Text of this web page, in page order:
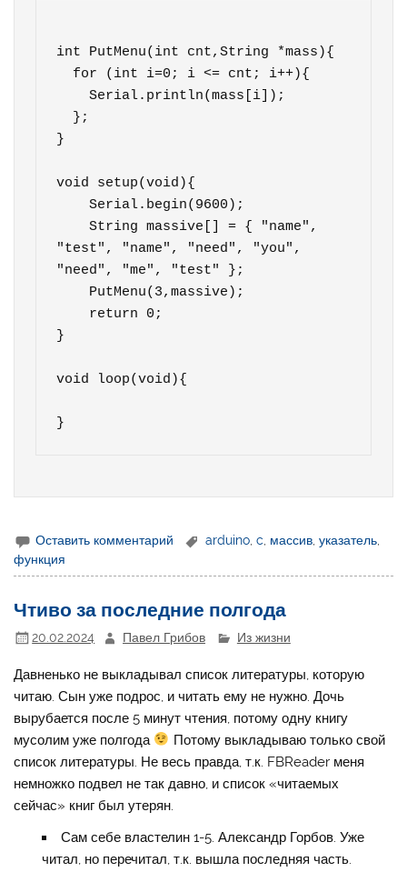
int PutMenu(int cnt,String *mass){
    Serial.println(mass[i]);
}
void setup(void){
    Serial.begin(9600);
    String massive[] = { "name",
"test", "name", "need", "you",
"need", "me", "test" };
}
void loop(void){
}
Оставить комментарий arduino ,c массив ,указатель
функция
Чтиво за последние полгода
20.02.2024 Павел Грибов Из жизни
Давненько не выкладывал список литературы, которую
читаю. Сын уже подрос, и читать ему не нужно. Дочь
вырубается после 5 минут чтения, потому одну книгу
мусолим уже полгода
Потому выкладываю только свой
список литературы. Не весь правда, т.к. FBReader меня
немножко подвел не так давно, и список «читаемых
сейчас» книг был утерян.
Сам себе властелин 1-5. Александр Горбов. Уже
читал, но перечитал, т.к. вышла последняя часть.